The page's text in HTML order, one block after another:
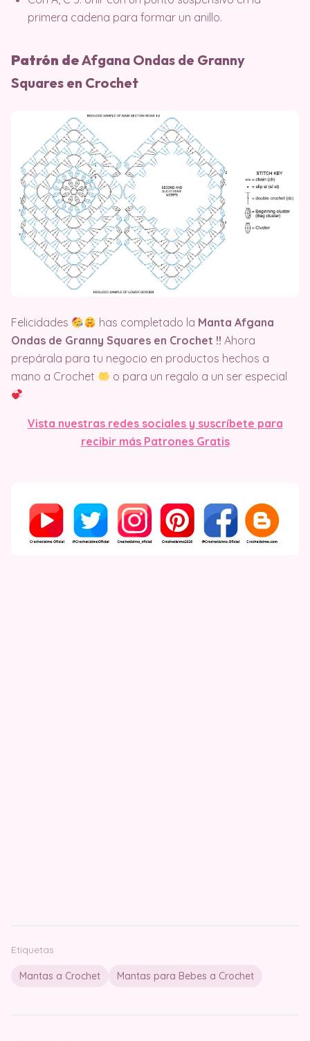
primera cadena para formar un anillo.
Patrón deAfgana Ondas de Granny
Squares en Crochet
Felicidades has completado la Manta Afgana
Ondas de Granny Squares en Crochet !! Ahora
prepárala para tu negocio en productos hechos a
mano a Crochet
o para un regalo a un ser especial
Vista nuestras redes sociales y suscríbete para
recibir más Patrones Gratis
Etiquetas
Mantas a Crochet Mantas para Bebes a Crochet